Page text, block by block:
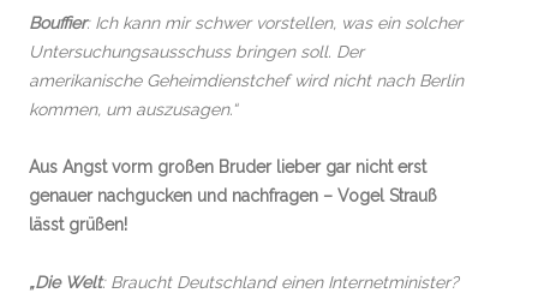
Bouffier: Ich kann mir schwer vorstellen, was ein solcher
Untersuchungsausschuss bringen soll. Der
amerikanische Geheimdienstchef wird nicht nach Berlin
kommen, um auszusagen.“
Aus Angst vorm großen Bruder lieber gar nicht erst
genauer nachgucken und nachfragen – Vogel Strauß
lässt grüßen!
„Die Welt: Braucht Deutschland einen Internetminister?